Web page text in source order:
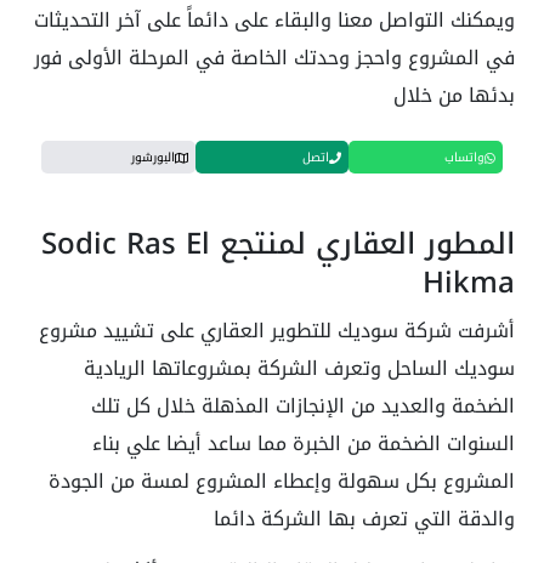
ويمكنك التواصل معنا والبقاء على دائماً على آخر التحديثات
في المشروع واحجز وحدتك الخاصة في المرحلة الأولى فور
بدئها من خلال
واتساب اتصل البورشور
المطور العقاري لمنتجع Sodic Ras El
Hikma
أشرفت شركة سوديك للتطوير العقاري على تشييد مشروع
سوديك الساحل وتعرف الشركة بمشروعاتها الريادية
الضخمة والعديد من الإنجازات المذهلة خلال كل تلك
السنوات الضخمة من الخبرة مما ساعد أيضا علي بناء
المشروع بكل سهولة وإعطاء المشروع لمسة من الجودة
والدقة التي تعرف بها الشركة دائما